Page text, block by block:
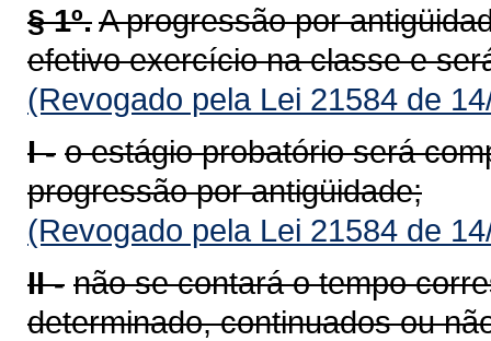
§ 1º.A progressão por
efetivo exercício na classe e
(Revogado pela Lei 21584 de
I - o estágio probatório será
progressão por antigüidade;
(Revogado pela Lei 21584 de
II - não se contará o tempo
determinado, continuados ou